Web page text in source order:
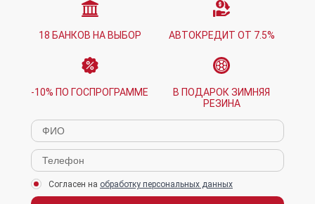
18 БАНКОВ НА ВЫБОР АВТОКРЕДИТ ОТ 7.5%
-10% ПО ГОСПРОГРАММЕ
В ПОДАРОК ЗИМНЯЯ
РЕЗИНА
Согласен на обработку персональных данных